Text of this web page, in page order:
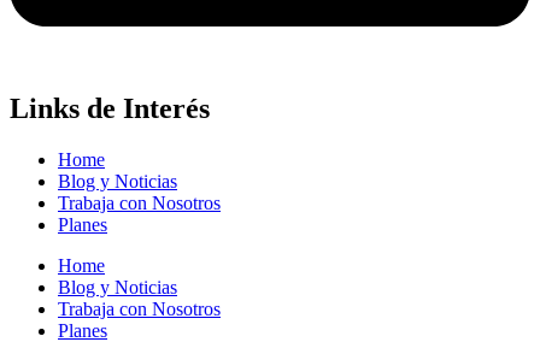
Links de Interés
Home
Blog y Noticias
Trabaja con Nosotros
Planes
Home
Blog y Noticias
Trabaja con Nosotros
Planes